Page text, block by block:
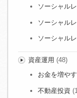
ソーシャル
ソーシャル
ソーシャル
資産運用 (48)
お金を増や
不動産投資